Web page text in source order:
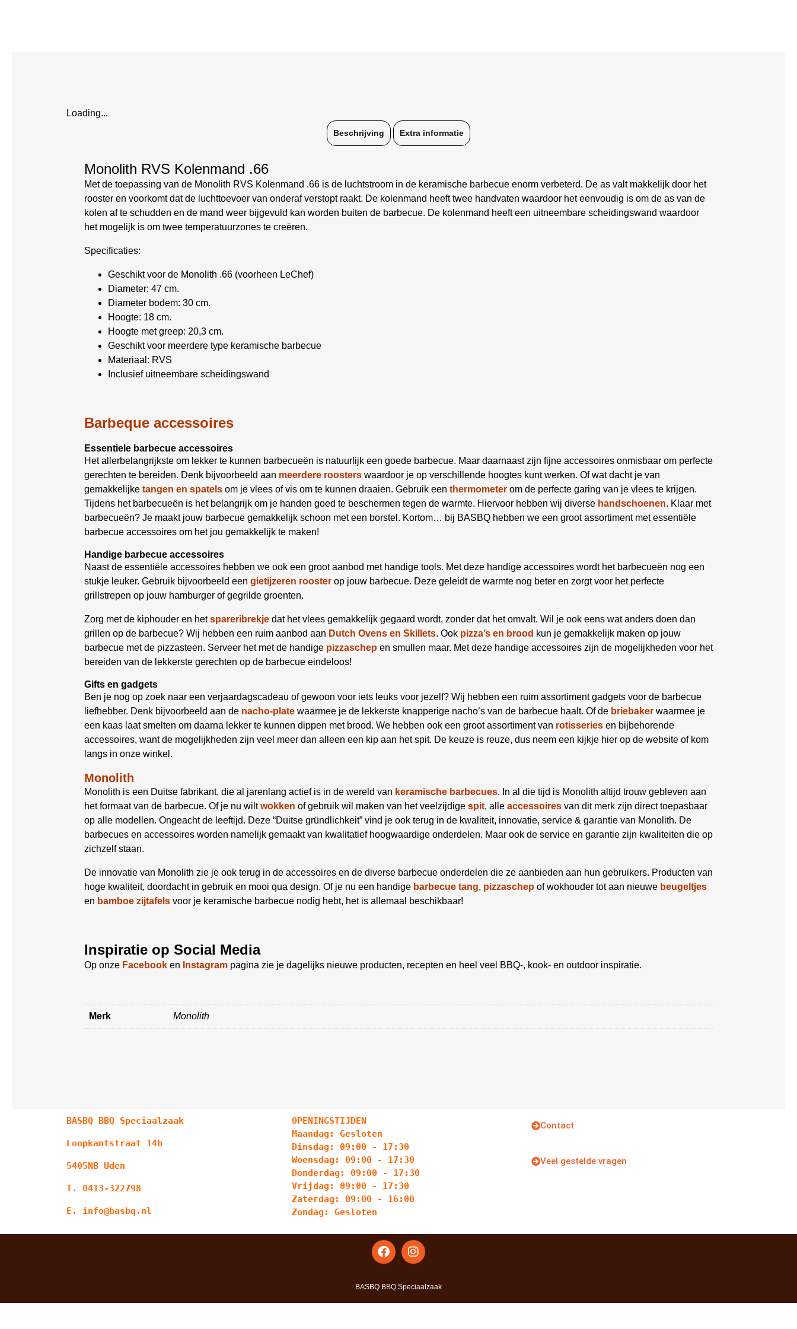
Loading...
Beschrijving Extra informatie
Monolith RVS Kolenmand .66
Met de toepassing van de Monolith RVS Kolenmand .66 is de luchtstroom in de keramische barbecue enorm verbeterd. De as valt makkelijk door het
rooster en voorkomt dat de luchttoevoer van onderaf verstopt raakt. De kolenmand heeft twee handvaten waardoor het eenvoudig is om de as van de
kolen af te schudden en de mand weer bijgevuld kan worden buiten de barbecue. De kolenmand heeft een uitneembare scheidingswand waardoor
het mogelijk is om twee temperatuurzones te creëren.
Specificaties:
Geschikt voor de Monolith .66 (voorheen LeChef)
Diameter: 47 cm.
Diameter bodem: 30 cm.
Hoogte: 18 cm.
Hoogte met greep: 20,3 cm.
Geschikt voor meerdere type keramische barbecue
Materiaal: RVS
Inclusief uitneembare scheidingswand
Barbeque accessoires
Essentiele barbecue accessoires
Het allerbelangrijkste om lekker te kunnen barbecueën is natuurlijk een goede barbecue. Maar daarnaast zijn fijne accessoires onmisbaar om perfecte
gerechten te bereiden. Denk bijvoorbeeld aan meerdere roosters waardoor je op verschillende hoogtes kunt werken. Of wat dacht je van
gemakkelijke tangen en spatels om je vlees of vis om te kunnen draaien. Gebruik een thermometer om de perfecte garing van je vlees te krijgen.
Tijdens het barbecueën is het belangrijk om je handen goed te beschermen tegen de warmte. Hiervoor hebben wij diverse handschoenen. Klaar met
barbecueën? Je maakt jouw barbecue gemakkelijk schoon met een borstel. Kortom… bij BASBQ hebben we een groot assortiment met essentiële
barbecue accessoires om het jou gemakkelijk te maken!
Handige barbecue accessoires
Naast de essentiële accessoires hebben we ook een groot aanbod met handige tools. Met deze handige accessoires wordt het barbecueën nog een
stukje leuker. Gebruik bijvoorbeeld een gietijzeren rooster op jouw barbecue. Deze geleidt de warmte nog beter en zorgt voor het perfecte
grillstrepen op jouw hamburger of gegrilde groenten.
Zorg met de kiphouder en hetspareribrekje dat het vlees gemakkelijk gegaard wordt, zonder dat het omvalt. Wil je ook eens wat anders doen dan
grillen op de barbecue? Wij hebben een ruim aanbod aan Dutch Ovens en Skillets. Ook pizza’s en brood kun je gemakkelijk maken op jouw
barbecue met de pizzasteen. Serveer het met de handige pizzaschep en smullen maar. Met deze handige accessoires zijn de mogelijkheden voor het
bereiden van de lekkerste gerechten op de barbecue eindeloos!
Gifts en gadgets
Ben je nog op zoek naar een verjaardagscadeau of gewoon voor iets leuks voor jezelf? Wij hebben een ruim assortiment gadgets voor de barbecue
liefhebber. Denk bijvoorbeeld aan de nacho-plate waarmee je de lekkerste knapperige nacho’s van de barbecue haalt. Of de briebaker waarmee je
een kaas laat smelten om daarna lekker te kunnen dippen met brood. We hebben ook een groot assortiment van rotisseries en bijbehorende
accessoires, want de mogelijkheden zijn veel meer dan alleen een kip aan het spit. De keuze is reuze, dus neem een kijkje hier op de website of kom
langs in onze winkel.
Monolith
Monolith is een Duitse fabrikant, die al jarenlang actief is in de wereld van keramische barbecues. In al die tijd is Monolith altijd trouw gebleven aan
het formaat van de barbecue. Of je nu wiltwokken of gebruik wil maken van het veelzijdige spit, alle accessoires van dit merk zijn direct toepasbaar
op alle modellen. Ongeacht de leeftijd. Deze “Duitse gründlichkeit” vind je ook terug in de kwaliteit, innovatie, service & garantie van Monolith. De
barbecues en accessoires worden namelijk gemaakt van kwalitatief hoogwaardige onderdelen. Maar ook de service en garantie zijn kwaliteiten die op
zichzelf staan.
De innovatie van Monolith zie je ook terug in de accessoires en de diverse barbecue onderdelen die ze aanbieden aan hun gebruikers. Producten van
hoge kwaliteit, doordacht in gebruik en mooi qua design. Of je nu een handige barbecue tang, pizzaschep of wokhouder tot aan nieuwe beugeltjes
en bamboe zijtafels voor je keramische barbecue nodig hebt, het is allemaal beschikbaar!
Inspiratie op Social Media
Op onze Facebook en Instagram pagina zie je dagelijks nieuwe producten, recepten en heel veel BBQ-, kook- en outdoor inspiratie.
Merk Monolith
BASBQ BBQ Speciaalzaak
Loopkantstraat 14b
5405NB Uden
T. 0413-322798
E. info@basbq.nl
OPENINGSTIJDEN
Maandag: Gesloten
Dinsdag: 09:00 - 17:30
Woensdag: 09:00 - 17:30
Donderdag: 09:00 - 17:30
Vrijdag: 09:00 - 17:30
Zaterdag: 09:00 - 16:00
Zondag: Gesloten
Contact
Veel gestelde vragen
BASBQ BBQ Speciaalzaak